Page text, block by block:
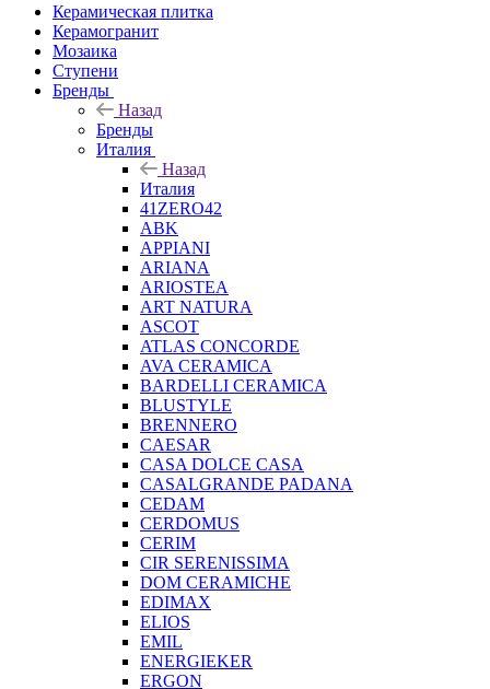
Керамическая плитка
Керамогранит
Мозаика
Ступени
Бренды
Назад
Бренды
Италия
Назад
Италия
41ZERO42
ABK
APPIANI
ARIANA
ARIOSTEA
ART NATURA
ASCOT
ATLAS CONCORDE
AVA CERAMICA
BARDELLI CERAMICA
BLUSTYLE
BRENNERO
CAESAR
CASA DOLCE CASA
CASALGRANDE PADANA
CEDAM
CERDOMUS
CERIM
CIR SERENISSIMA
DOM CERAMICHE
EDIMAX
ELIOS
EMIL
ENERGIEKER
ERGON